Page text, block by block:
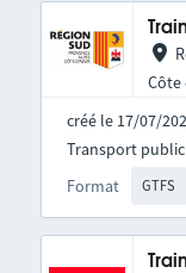
Côte
créé le 17/07/
Format GTFS
Transport